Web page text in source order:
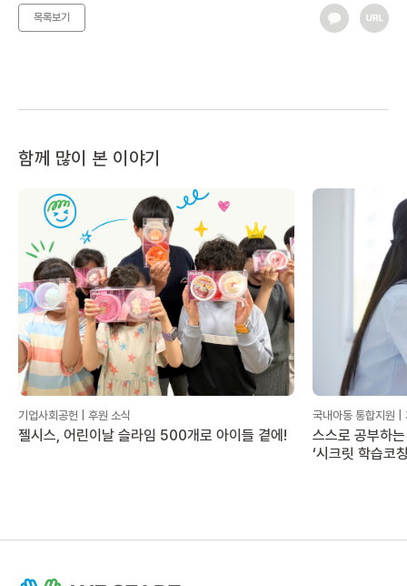
목록보기
함께 많이 본 이야기
기업사회공헌 | 후원 소식
젤시스, 어린이날 슬라임 500개로 아이들 곁에!
국내아동 통합지원 |
스스로 공부하
‘시크릿 학습코